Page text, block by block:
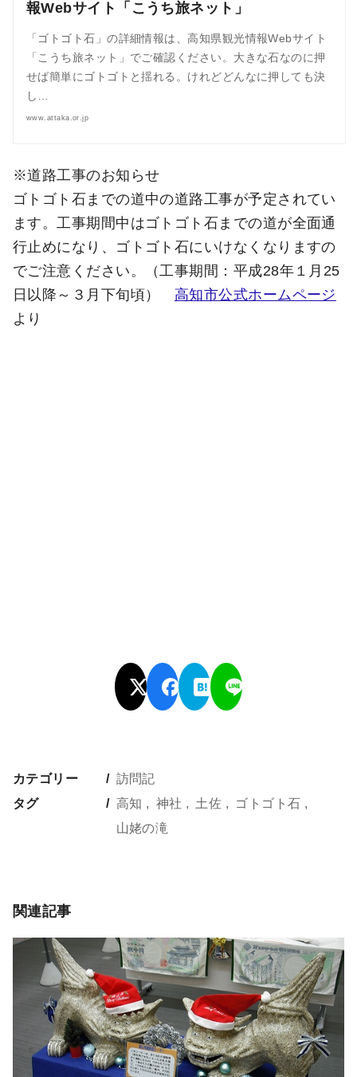
報Webサイト「こうち旅ネット」
「ゴトゴト石」の詳細情報は、高知県観光情報Webサイト
「こうち旅ネット」でご確認ください。大きな石なのに押
せば簡単にゴトゴトと揺れる。けれどどんなに押しても決
し…
www.attaka.or.jp
※道路工事のお知らせ
ゴトゴト石までの道中の道路工事が予定されてい
ます。工事期間中はゴトゴト石までの道が全面通
行止めになり、ゴトゴト石にいけなくなりますの
でご注意ください。（工事期間：平成28年１月25
日以降～３月下旬頃） 高知市公式ホームページ
より
カテゴリー
訪問記
タグ
高知 神社 土佐
ゴトゴト石
山姥の滝
関連記事